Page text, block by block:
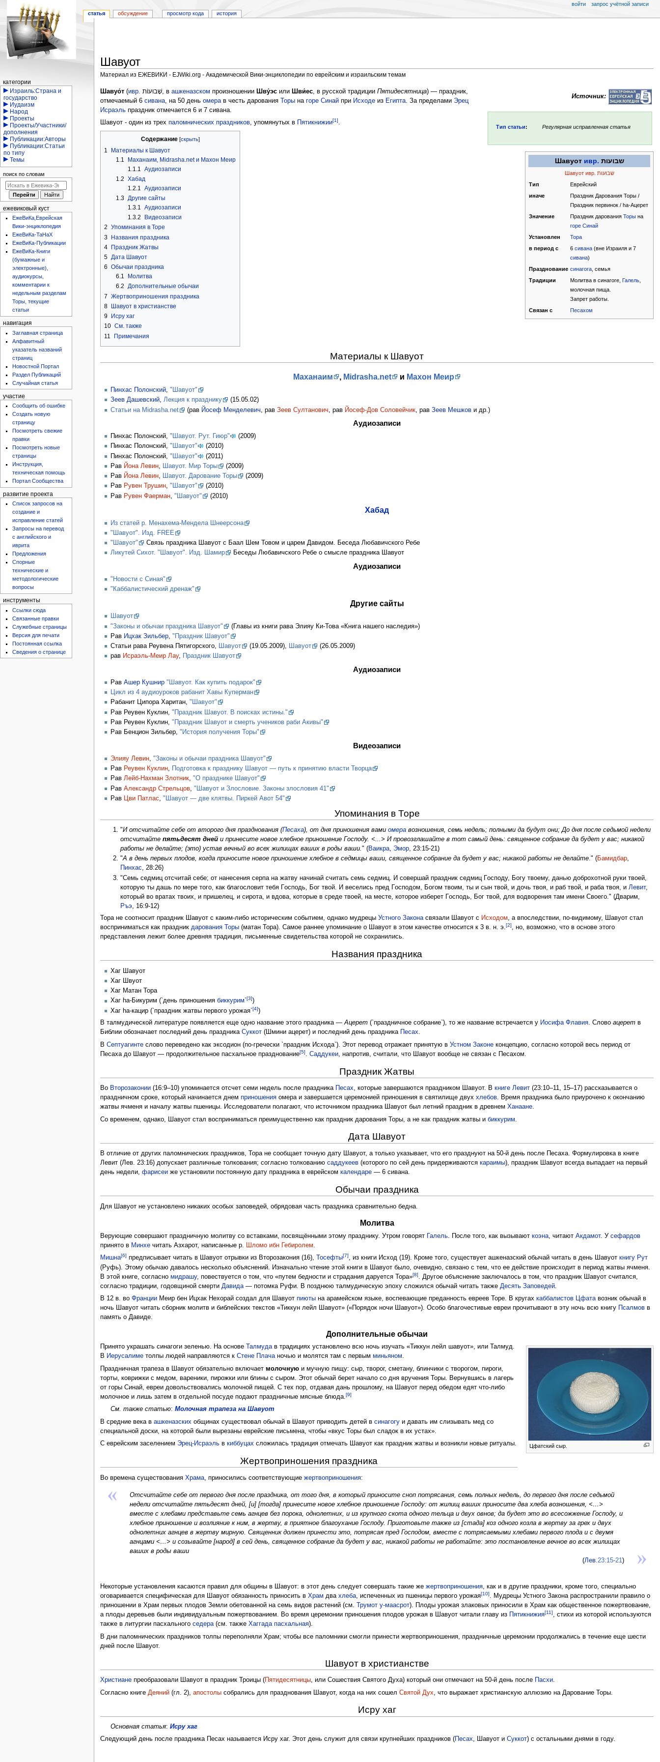
Шавуот
Материал из ЕЖЕВИКИ - EJWiki.org - Академической Вики-энциклопедии по еврейским и израильским темам
Перейти
к
навигации
Перейти
к
поиску
Источник:
Тип статьи: Регулярная исправленная статья
Шавуот ивр. שבועות
Шавуот ивр. שבועות‎
Тип
Еврейский
иначе
Праздник Дарования Торы /
Праздник первинок / hа-Ацерет
Значение
Праздник дарованияТоры на
горе Синай
Установлен
Тора
в период с
6сивана (вне Израиля и 7
сивана)
Празднование синагога , семья
Традиции
Молитва в синагоге,Галель
молочная пища.
Запрет работы.
Связан с
Песахом
Шавуо́т (ивр. שָׁבוּעוֹת‎, вашкеназском произношении Шву́эс или Шви́ес, в русской традицииПятидесятница) — праздник,
отмечаемый 6сивана, на 50 деньомерав честь дарования Торы нагоре Синай при Исходе из Египта. За пределами Эрец
Исраэль праздник отмечается 6 и 7 сивана.
Шавуот - один из трехпаломнических праздников, упомянутых в Пятикнижии[1].
Содержание
1
Материалы к Шавуот
1.1
Маханаим, Midrasha.net и Махон Меир
1.1.1
Аудиозаписи
1.2 Хабад
1.2.1
Аудиозаписи
1.3 Другие сайты
1.3.1
Аудиозаписи
1.3.2
Видеозаписи
2 Упоминания в Торе
3 Названия праздника
4 Праздник Жатвы
5 Дата Шавуот
6 Обычаи праздника
6.1
Молитва
6.2 Дополнительные обычаи
7 Жертвоприношения праздника
8 Шавуот в христианстве
9
Исру хаг
10 См. также
11
Примечания
Материалы к Шавуот
Маханаим , Midrasha.net и Махон Меир
Пинхас Полонский, "Шавуот"
Зеев Дашевский, Лекция к празднику
(15.05.02)
Статьи на Midrasha.net
(рав Йосеф Менделевич , рав Зеев Султанович , рав Йосеф-Дов Соловейчик, рав Зеев Мешкови др.)
Аудиозаписи
Пинхас Полонский, "Шавуот. Рут. Гиюр"
(2009)
Пинхас Полонский, "Шавуот"
(2010)
Пинхас Полонский, "Шавуот"
(2011)
Рав Йона Левин, Шавуот. Мир Торы
(2009)
Рав Йона Левин, Шавуот. Дарование Торы
(2009)
Рав Рувен Трушин, "Шавуот"
(2010)
Рав Рувен Фаерман, "Шавуот" (2010)
Хабад
Из статей р. Менахема-Мендела Шнеерсона
"Шавуот". Изд. FREE
"Шавуот"
Связь праздника Шавуот с Баал Шем Товом и царем Давидом. Беседа Любавичского Ребе
Ликутей Сихот. "Шавуот". Изд. Шамир
Беседы Любавичского Ребе о смысле праздника Шавуот
Аудиозаписи
"Новости с Синая"
"Каббалистический дренаж"
Другие сайты
Шавуот
"Законы и обычаи праздника Шавуот"
(Главы из книги рава Элияу Ки-Това «Книга нашего наследия»)
Рав Ицхак Зильбер, "Праздник Шавуот"
Статьи рава Реувена Пятигорского, Шавуот (19.05.2009), Шавуот
(26.05.2009)
рав Исраэль-Меир Лау, Праздник Шавуот
Аудиозаписи
Рав Ашер Кушнир "Шавуот. Как купить подарок"
Цикл из 4 аудиоуроков рабанит Хавы Куперман
Рабанит Ципора Харитан, "Шавуот"
Рав Реувен Куклин, "Праздник Шавуот. В поисках истины."
Рав Реувен Куклин, "Праздник Шавуот и смерть учеников раби Акивы"
Рав Бенцион Зильбер, "История получения Торы"
Видеозаписи
Элияу Левин, "Законы и обычаи праздника Шавуот"
Рав Реувен Куклин,
Подготовка к празднику Шавуот — путь к принятию власти Творца
Рав Лейб-Нахман Злотник, "О празднике Шавуот"
Рав Александр Стрельцов, "Шавуот и Злословие. Законы злословия 41"
Рав
Цви Патлас "Шавуот — две клятвы. Пиркей Авот 54"
Упоминания в Торе
"И отсчитайте себе от второго дня празднования (Песаха), от дня приношения вами омеравозношения, семь недель; полными да будут они; До дня после седьмой недели
отсчитайте пятьдесят днейи принесите новое хлебное приношение Гoсподу. <...> И провозглашайте в тот самый день: священное собрание да будет у вас; никакой
работы не делайте; (это) устав вечный во всех жилищах ваших в роды ваши." (Ваикра, Эмор, 23:15-21)
"А в день первых плодов, когда приносите новое приношение хлебное в седмицы ваши, священное собрание да будет у вас; никакой работы не делайте." (Бамидбар,
Пинхас, 28:26)
"Семь седмиц отсчитай себе; от нанесения серпа на жатву начинай считать семь седмиц. И совершай праздник седмиц Гoсподу, Бoгу твоему, данью доброхотной руки твоей,
которую ты дашь по мере того, как благословит тебя Гoсподь, Бoг твой. И веселись пред Гoсподом, Бoгом твоим, ты и сын твой, и дочь твоя, и раб твой, и раба твоя, и Левит,
который во вратах твоих, и пришелец, и сирота, и вдова, которые в среде твоей, на месте, которое изберет Гoсподь, Бoг твой, для водворения там имени Своего." (Дварим,
Ръэ , 16:9-12)
Тора не соотносит праздник Шавуот с каким-либо историческим событием, однако мудрецыУстного Законасвязали Шавуот с Исходом, а впоследствии, по-видимому, Шавуот стал
восприниматься как праздникдарования Торы (матан Тора). Самое раннее упоминание о Шавуот в этом качестве относится к 3 в. н. э.[2], но, возможно, что в основе этого
представления лежит более древняя традиция, письменные свидетельства которой не сохранились.
Названия праздника
Хаг Шавуот
Хаг Швуот
Хаг Матан Тора
Хаг hа-Бикурим (`день приношения биккурим `[3])
Хаг ha-кацир (`праздник жатвы первого урожая`[4])
В талмудической литературе появляется еще одно название этого праздника —Ацерет (`праздничное собрание`), то же название встречается у Иосифа Флавия. Словоацерет в
Библии обозначает последний день праздникаСуккот (Шмини ацерет) и последний день праздника Песах.
ВСептуагинте слово переведено как эксодион (по-гречески `праздник Исхода`). Этот перевод отражает принятую вУстном Законе концепцию, согласно которой весь период от
Песаха до Шавуот — продолжительное пасхальное празднование[5] .Саддукеи , напротив, считали, что Шавуот вообще не связан с Песахом.
Праздник Жатвы
Во Второзаконии (16:9–10) упоминается отсчет семи недель после праздника Песах, которые завершаются праздником Шавуот. Вкниге Левит (23:10–11, 15–17) рассказывается о
праздничном сроке, который начинается днемприношения омера и завершается церемонией приношения в святилище двуххлебов. Время праздника было приурочено к окончанию
жатвы ячменя и началу жатвы пшеницы. Исследователи полагают, что источником праздника Шавуот был летний праздник в древнемХанаане.
Со временем, однако, Шавуот стал восприниматься преимущественно как праздник дарования Торы, а не как праздник жатвы ибиккурим
Дата Шавуот
В отличие от других паломнических праздников, Тора не сообщает точную дату Шавуот, а только указывает, что его празднуют на 50-й день после Песаха. Формулировка в книге
Левит (Лев. 23:16) допускает различные толкования; согласно толкованиюсаддукеев (которого по сей день придерживаютсякараимы), праздник Шавуот всегда выпадает на первый
день недели,фарисеи же установили постоянную дату праздника в еврейскомкалендаре — 6 сивана.
Обычаи праздника
Для Шавуот не установлено никаких особых заповедей, обрядовая часть праздника сравнительно бедна.
Молитва
Верующие совершают праздничную молитву со вставками, посвящёнными этому празднику. Утром говорят Галель. После того, как вызываюткоэна, читаютАкдамот. Усефардов
принято в Минхе читать Азхарот, написанные р. Шломо ибн Гебиролем.
Мишна[6] предписывает читать в Шавуот отрывки из Второзакония (16), Тосефты[7], из книги Исход (19). Кроме того, существует ашкеназский обычай читать в день Шавуоткнигу Рут
(Руфь). Этому обычаю давалось несколько объяснений. Изначально чтение этой книги в Шавуот было, очевидно, связано с тем, что ее действие происходит в период жатвы ячменя.
В этой книге, согласномидрашу, повествуется о том, что «путем бедности и страдания даруется Тора»[8]
. Другое объяснение заключалось в том, что праздник Шавуот считался,
согласно традиции, годовщиной смерти Давида — потомка Руфи. В позднюю талмудическую эпоху сложился обычай читать также Десять Заповедей
В 12 в. воФранции Меир бен Ицхак Нехорай создал для Шавуотпиюты на арамейском языке, воспевающие преданность евреев Торе. В кругахкаббалистов Цфатавозник обычай в
ночь Шавуот читать сборник молитв и библейских текстов «Тиккун лейл Шавуот» («Порядок ночи Шавуот»). Особо благочестивые евреи прочитывают в эту ночь всю книгу
Псалмов в
память о Давиде.
Дополнительные обычаи
Цфатский сыр.
Принято украшать синагоги зеленью. На основе Талмудав традициях установлено всю ночь изучать «Тиккун лейл шавуот», или Талмуд.
В Иерусалиме толпы людей направляются кСтене Плачаночью и молятся там с первымминьяном.
Праздничная трапеза в Шавуот обязательно включаетмолочную и мучную пищу: сыр, творог, сметану, блинчики с творогом, пироги,
торты, коврижки с медом, вареники, пирожки или блины с сыром. Этот обычай берет начало со дня вручения Торы. Вернувшись в лагерь
от горы Синай, евреи довольствовались молочной пищей. С тех пор, отдавая дань прошлому, на Шавуот перед обедом едят что-либо
молочное и лишь затем в отдельной посуде подают праздничные мясные блюда.[9]
См. также статью: Молочная трапеза на Шавуот
В средние века вашкеназских общинах существовал обычай в Шавуот приводить детей всинагогу и давать им слизывать мед со
специальной доски, на которой были вырезаны еврейские письмена, чтобы «вкус Торы был сладок в их устах».
С еврейским заселением Эрец-Исраэль вкиббуцах сложилась традиция отмечать Шавуот как праздник жатвы и возникли новые ритуалы.
Жертвоприношения праздника
Во времена существованияХрама , приносились соответствующиежертвоприношения:
Отсчитайте себе от первого дня после праздника, от того дня, в который приносите сноп потрясания, семь полных недель, до первого дня после седьмой
недели отсчитайте пятьдесят дней, [и] [тогда] принесите новое хлебное приношение Господу: от жилищ ваших приносите два хлеба возношения, <…>
вместе с хлебами представьте семь агнцев без порока, однолетних, и из крупного скота одного тельца и двух овнов; да будет это во всесожжение Господу, и
хлебное приношение и возлияние к ним, в жертву, в приятное благоухание Господу. Приготовьте также из [стада] коз одного козла в жертву за грех и двух
однолетних агнцев в жертву мирную. Священник должен принести это, потрясая пред Господом, вместе с потрясаемыми хлебами первого плода и с двумя
агнцами <…> и созывайте [народ] в сей день, священное собрание да будет у вас, никакой работы не работайте: это постановление вечное во всех жилищах
ваших в роды ваши
(Лев.23:15-21)
Некоторые установления касаются правил для общины в Шавуот: в этот день следует совершать такие жежертвоприношения, как и в другие праздники, кроме того, специально
оговаривается специфическая для Шавуот обязанность приносить вХрам двахлеба, испеченных из пшеницы первого урожая[10]. Мудрецы Устного Закона распространили правило о
приношении в Храм первых плодов Земли обетованной на семь видов растений (см.
Трумот у-маасрот). Плоды урожая злаковых приносили в Храм как общественное пожертвование,
а плоды деревьев были индивидуальным пожертвованием. Во время церемонии приношения плодов урожая в Шавуот читали главу из
Пятикнижия[11], стихи из которой используются
также в литургии пасхальногоседера(см. такжеХаггада пасхальная).
В дни паломнических праздников толпы переполняли Храм; чтобы все паломники смогли принести жертвоприношения, праздничные церемонии продолжались в течение еще шести
дней после Шавуот.
Шавуот в христианстве
Христиане преобразовали Шавуот в праздник Троицы ( Пятидесятницы, или Сошествия Святого Духа) который они отмечают на 50-й день после Пасхи.
Согласно книге Деяний (гл. 2),апостолы собрались для празднования Шавуот, когда на них сошелСвятой Дух , что выражает христианскую аллюзию на Дарование Торы.
Исру хаг
Основная статья: Исру хаг
Следующий день после праздника Песах называется Исру хаг. Этот день служит для связи крупнейших праздников ( Песах, Шавуот иСуккот) с остальными днями в году.
Навигация
статья обсуждение просмотр кода история
войти запрос учётной записи
категории
Израиль:Страна и
государство
Иудаизм
Народ
Проекты
Проекты/Участники/
дополнения
Публикации:Авторы
Публикации:Статьи
по типу
Темы
поиск по словам
ежевиковый куст
ЕжеВиКа,Еврейская
Вики-энциклопедия
ЕжеВиКа-ТаНаХ
ЕжеВиКа-Публикации
ЕжеВиКа-Книги
(бумажные и
электронные),
аудиокурсы,
комментарии к
недельным разделам
Торы, текущие
статьи
навигация
Заглавная страница
Алфавитный
указатель названий
страниц
Новостной Портал
Раздел Публикаций
Случайная статья
участие
Сообщить об ошибке
Создать новую
страницу
Посмотреть свежие
правки
Посмотреть новые
страницы
Инструкция,
техническая помощь
Портал Сообщества
развитие проекта
Список запросов на
создание и
исправление статей
Запросы на перевод
с английского и
иврита
Предложения
Спорные
технические и
методологические
вопросы
инструменты
Ссылки сюда
Связанные правки
Служебные страницы
Версия для печати
Постоянная ссылка
Сведения о странице